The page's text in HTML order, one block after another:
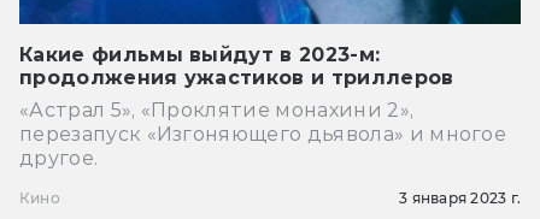
Какие фильмы выйдут в 2023-м:
продолжения ужастиков и триллеров
«Астрал 5», «Проклятие монахини 2»,
перезапуск «Изгоняющего дьявола» и многое
другое.
Кино 3 января 2023 г.